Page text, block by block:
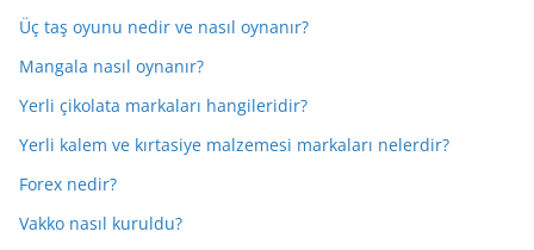
Üç taş oyunu nedir ve nasıl oynanır?
Mangala nasıl oynanır?
Yerli çikolata markaları hangileridir?
Yerli kalem ve kırtasiye malzemesi markaları nelerdir?
Forex nedir?
Vakko nasıl kuruldu?